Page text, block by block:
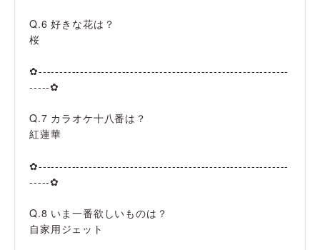
Q.6 好きな花は？
桜
✿------------------------------------------------------------
-----✿
Q.7 カラオケ十八番は？
紅蓮華
✿------------------------------------------------------------
-----✿
Q.8 いま一番欲しいものは？
自家用ジェット